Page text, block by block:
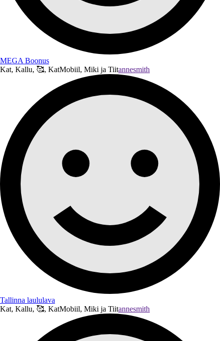
MEGA Boonus
Kat, Kallu, 🥰, KatMobiil, Miki ja Tiitannesmith
Tallinna laululava
Kat, Kallu, 🥰, KatMobiil, Miki ja Tiitannesmith